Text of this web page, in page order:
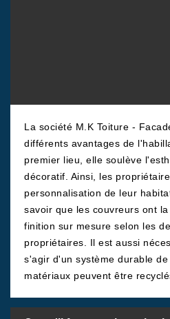
La société M.K Toiture -
différents avantages de
premier lieu, elle soulève
décoratif. Ainsi, les
personnalisation de leur
savoir que les couvreurs ont
finition sur mesure selon les
propriétaires. Il est aussi
s'agir d'un système durable
matériaux peuvent être